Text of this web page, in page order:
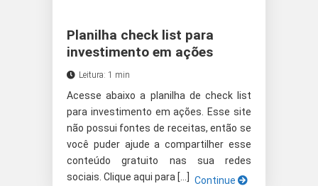
Planilha check list para
investimento em ações
Leitura: 1 min
Acesse abaixo a planilha de check list
para investimento em ações. Esse site
não possui fontes de receitas, então se
você puder ajude a compartilher esse
conteúdo gratuito nas sua redes
sociais. Clique aqui para […]
Continue